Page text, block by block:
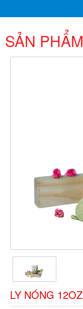
SẢN PHẨM
LY NÓNG 12OZ